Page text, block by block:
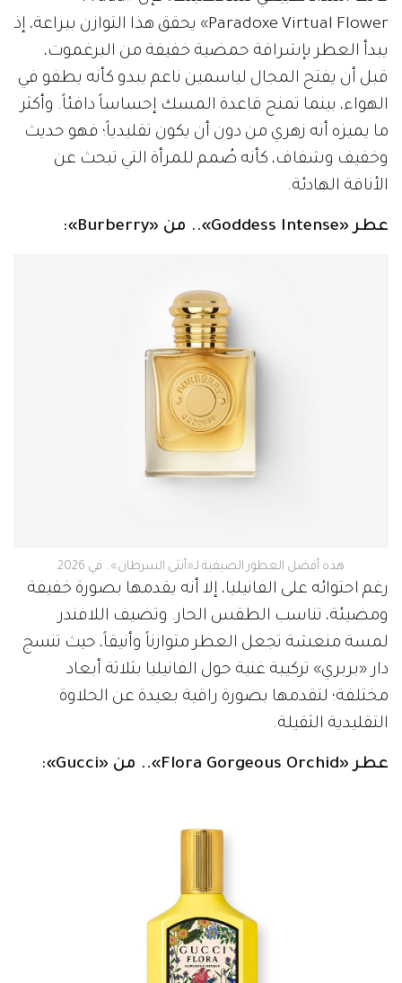
Paradoxe Virtual Flower» يحقق هذا التوازن ببراعة، إذ
يبدأ العطر بإشراقة حمضية خفيفة من البرغموت،
قبل أن يفتح المجال لياسمين ناعم يبدو كأنه يطفو في
الهواء، بينما تمنح قاعدة المسك إحساساً دافئاً. وأكثر
ما يميزه أنه زهري من دون أن يكون تقليدياً؛ فهو حديث
وخفيف وشفاف، كأنه صُمم للمرأة التي تبحث عن
الأناقة الهادئة.
عطر «Goddess Intense».. من «Burberry»:
هذه أفضل العطور الصيفية لـ«أنثى السرطان».. في 2026
رغم احتوائه على الفانيليا، إلا أنه يقدمها بصورة خفيفة
ومضيئة، تناسب الطقس الحار. وتضيف اللافندر
لمسة منعشة تجعل العطر متوازناً وأنيقاً، حيث تنسج
دار «بربري» تركيبة غنية حول الفانيليا بثلاثة أبعاد
مختلفة؛ لتقدمها بصورة راقية بعيدة عن الحلاوة
التقليدية الثقيلة.
عطر «Flora Gorgeous Orchid».. من «Gucci»: